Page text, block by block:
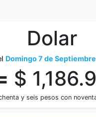
Dolar
Domingo 7 de
$
y seis pesos con